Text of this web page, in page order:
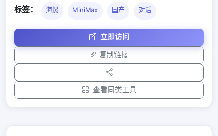
标签： 海螺 MiniMax 国产 对话
立即访问
复制链接
查看同类工具